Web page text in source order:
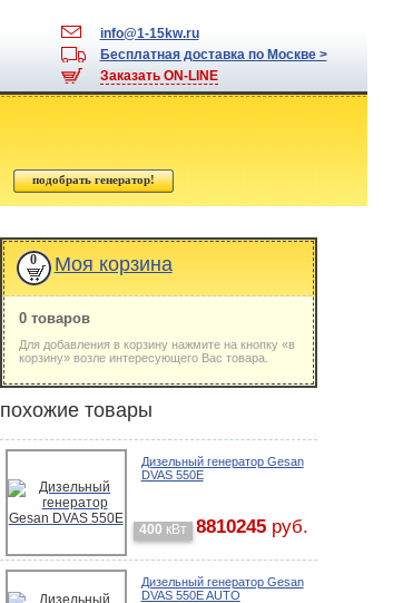
info@1-15kw.ru
Бесплатная доставка по Москве >
Заказать ON-LINE
0 Моя корзина
0 товаров
Для добавления в корзину нажмите на кнопку «в
корзину» возле интересующего Вас товара.
похожие товары
Дизельный генератор Gesan
DVAS 550E
400 кВт 8810245руб.
Дизельный генератор Gesan
DVAS 550E AUTO